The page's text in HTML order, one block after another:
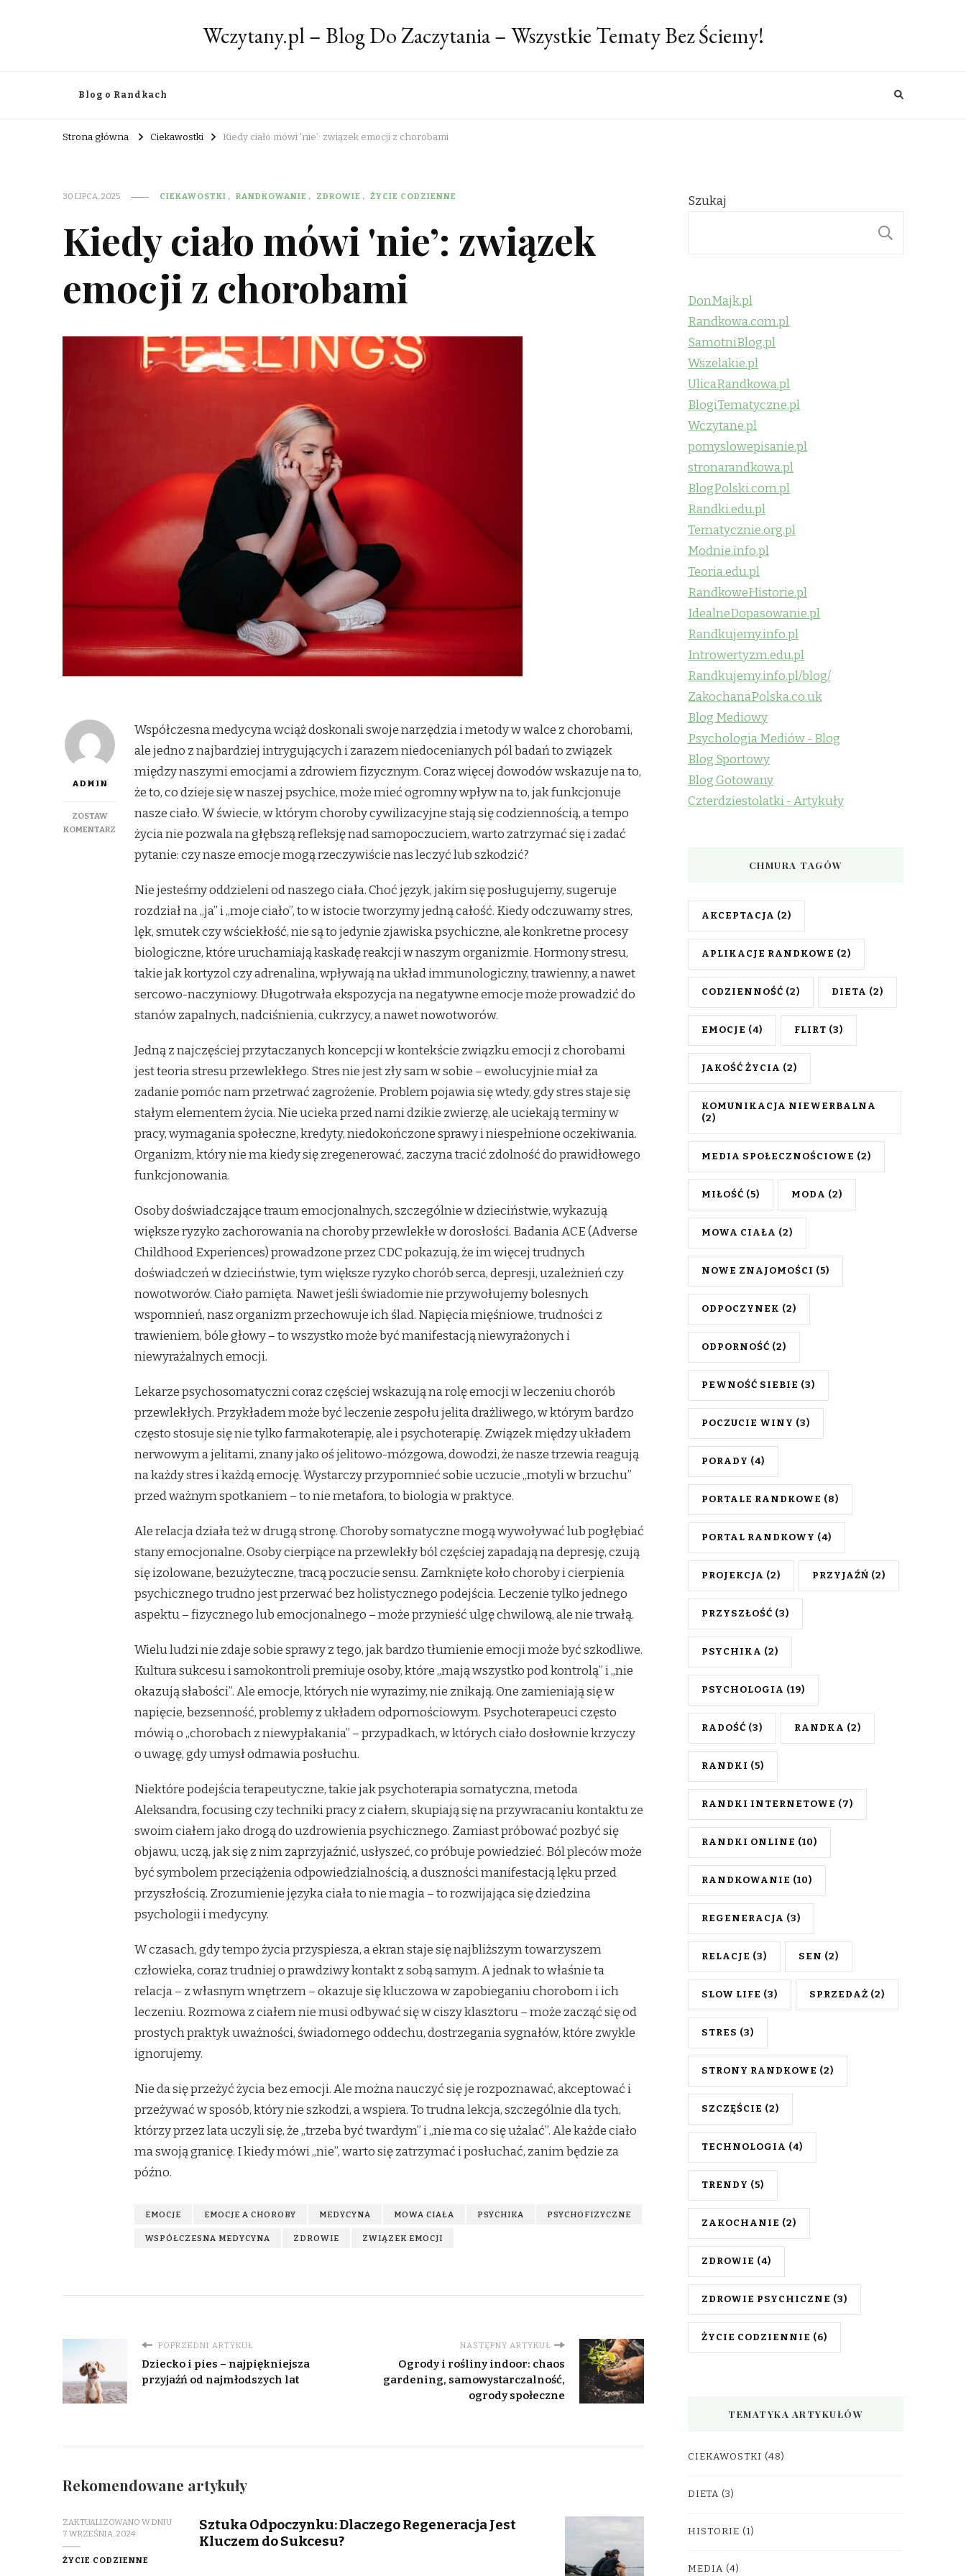
Wczytany.pl – Blog Do Zaczytania – Wszystkie Tematy Bez Ściemy!
Blog o Randkach
Strona główna Ciekawostki Kiedy ciało mówi 'nie’: związek emocji z chorobami
30 LIPCA, 2025 CIEKAWOSTKI RANDKOWANIE ZDROWIE ŻYCIE CODZIENNE
Kiedy ciało mówi 'nie’: związek
emocji z chorobami
ADMIN
ZOSTAW
KOMENTARZ
CIAŁO
'NIE’:
ZWIĄZEK
EMOCJI
CHOROBAMI
Współczesna medycyna wciąż doskonali swoje narzędzia i metody w walce z chorobami,
ale jedno z najbardziej intrygujących i zarazem niedocenianych pól badań to związek
między naszymi emocjami a zdrowiem fizycznym. Coraz więcej dowodów wskazuje na to,
że to, co dzieje się w naszej psychice, może mieć ogromny wpływ na to, jak funkcjonuje
nasze ciało. W świecie, w którym choroby cywilizacyjne stają się codziennością, a tempo
życia nie pozwala na głębszą refleksję nad samopoczuciem, warto zatrzymać się i zadać
pytanie: czy nasze emocje mogą rzeczywiście nas leczyć lub szkodzić?
Nie jesteśmy oddzieleni od naszego ciała. Choć język, jakim się posługujemy, sugeruje
rozdział na „ja” i „moje ciało”, to w istocie tworzymy jedną całość. Kiedy odczuwamy stres,
lęk, smutek czy wściekłość, nie są to jedynie zjawiska psychiczne, ale konkretne procesy
biologiczne, które uruchamiają kaskadę reakcji w naszym organizmie. Hormony stresu,
takie jak kortyzol czy adrenalina, wpływają na układ immunologiczny, trawienny, a nawet
sercowo-naczyniowy. Długotrwała ekspozycja na negatywne emocje może prowadzić do
stanów zapalnych, nadciśnienia, cukrzycy, a nawet nowotworów.
Jedną z najczęściej przytaczanych koncepcji w kontekście związku emocji z chorobami
jest teoria stresu przewlekłego. Stres nie jest zły sam w sobie – ewolucyjnie miał za
zadanie pomóc nam przetrwać zagrożenie. Problem pojawia się wtedy, gdy stres staje się
stałym elementem życia. Nie ucieka przed nami dzikie zwierzę, ale uciekają terminy w
pracy, wymagania społeczne, kredyty, niedokończone sprawy i niespełnione oczekiwania.
Organizm, który nie ma kiedy się zregenerować, zaczyna tracić zdolność do prawidłowego
funkcjonowania.
Osoby doświadczające traum emocjonalnych, szczególnie w dzieciństwie, wykazują
większe ryzyko zachorowania na choroby przewlekłe w dorosłości. Badania ACE (Adverse
Childhood Experiences) prowadzone przez CDC pokazują, że im więcej trudnych
doświadczeń w dzieciństwie, tym większe ryzyko chorób serca, depresji, uzależnień czy
nowotworów. Ciało pamięta. Nawet jeśli świadomie nie przywołujemy bolesnych
wspomnień, nasz organizm przechowuje ich ślad. Napięcia mięśniowe, trudności z
trawieniem, bóle głowy – to wszystko może być manifestacją niewyrażonych i
niewyrażalnych emocji.
Lekarze psychosomatyczni coraz częściej wskazują na rolę emocji w leczeniu chorób
przewlekłych. Przykładem może być leczenie zespołu jelita drażliwego, w którym bardzo
często stosuje się nie tylko farmakoterapię, ale i psychoterapię. Związek między układem
nerwowym a jelitami, znany jako oś jelitowo-mózgowa, dowodzi, że nasze trzewia reagują
na każdy stres i każdą emocję. Wystarczy przypomnieć sobie uczucie „motyli w brzuchu”
przed ważnym spotkaniem – to nie metafora, to biologia w praktyce.
Ale relacja działa też w drugą stronę. Choroby somatyczne mogą wywoływać lub pogłębiać
stany emocjonalne. Osoby cierpiące na przewlekły ból częściej zapadają na depresję, czują
się izolowane, bezużyteczne, tracą poczucie sensu. Zamknięte koło choroby i cierpienia
psychicznego trudno jest przerwać bez holistycznego podejścia. Leczenie tylko jednego
aspektu – fizycznego lub emocjonalnego – może przynieść ulgę chwilową, ale nie trwałą.
Wielu ludzi nie zdaje sobie sprawy z tego, jak bardzo tłumienie emocji może być szkodliwe.
Kultura sukcesu i samokontroli premiuje osoby, które „mają wszystko pod kontrolą” i „nie
okazują słabości”. Ale emocje, których nie wyrazimy, nie znikają. One zamieniają się w
napięcie, bezsenność, problemy z układem odpornościowym. Psychoterapeuci często
mówią o „chorobach z niewypłakania” – przypadkach, w których ciało dosłownie krzyczy
o uwagę, gdy umysł odmawia posłuchu.
Niektóre podejścia terapeutyczne, takie jak psychoterapia somatyczna, metoda
Aleksandra, focusing czy techniki pracy z ciałem, skupiają się na przywracaniu kontaktu ze
swoim ciałem jako drogą do uzdrowienia psychicznego. Zamiast próbować pozbyć się
objawu, uczą, jak się z nim zaprzyjaźnić, usłyszeć, co próbuje powiedzieć. Ból pleców może
być symbolem przeciążenia odpowiedzialnością, a duszności manifestacją lęku przed
przyszłością. Zrozumienie języka ciała to nie magia – to rozwijająca się dziedzina
psychologii i medycyny.
W czasach, gdy tempo życia przyspiesza, a ekran staje się najbliższym towarzyszem
człowieka, coraz trudniej o prawdziwy kontakt z sobą samym. A jednak to właśnie ta
relacja – z własnym wnętrzem – okazuje się kluczowa w zapobieganiu chorobom i ich
leczeniu. Rozmowa z ciałem nie musi odbywać się w ciszy klasztoru – może zacząć się od
prostych praktyk uważności, świadomego oddechu, dostrzegania sygnałów, które zwykle
ignorujemy.
Nie da się przeżyć życia bez emocji. Ale można nauczyć się je rozpoznawać, akceptować i
przeżywać w sposób, który nie szkodzi, a wspiera. To trudna lekcja, szczególnie dla tych,
którzy przez lata uczyli się, że „trzeba być twardym” i „nie ma co się użalać”. Ale każde ciało
ma swoją granicę. I kiedy mówi „nie”, warto się zatrzymać i posłuchać, zanim będzie za
późno.
EMOCJE EMOCJE A CHOROBY MEDYCYNA MOWA CIAŁA PSYCHIKA PSYCHOFIZYCZNE
WSPÓŁCZESNA MEDYCYNA ZDROWIE ZWIĄZEK EMOCJI
POPRZEDNI ARTYKUŁ
Dziecko i pies – najpiękniejsza
przyjaźń od najmłodszych lat
NASTĘPNY ARTYKUŁ
Ogrody i rośliny indoor: chaos
gardening, samowystarczalność,
ogrody społeczne
Rekomendowane artykuły
ZAKTUALIZOWANO W DNIU
7 WRZEŚNIA, 2024
ŻYCIE CODZIENNE
Sztuka Odpoczynku: Dlaczego Regeneracja Jest
Kluczem do Sukcesu?
Szukaj
DonMajk.pl
Randkowa.com.pl
SamotniBlog.pl
Wszelakie.pl
UlicaRandkowa.pl
BlogiTematyczne.pl
Wczytane.pl
pomyslowepisanie.pl
stronarandkowa.pl
BlogPolski.com.pl
Randki.edu.pl
Tematycznie.org.pl
Modnie.info.pl
Teoria.edu.pl
RandkoweHistorie.pl
IdealneDopasowanie.pl
Randkujemy.info.pl
Introwertyzm.edu.pl
Randkujemy.info.pl/blog/
ZakochanaPolska.co.uk
Blog Mediowy
Psychologia Mediów - Blog
Blog Sportowy
Blog Gotowany
Czterdziestolatki - Artykuły
CHMURA TAGÓW
AKCEPTACJA (2)
APLIKACJE RANDKOWE (2)
CODZIENNOŚĆ (2) DIETA (2)
EMOCJE (4) FLIRT (3)
JAKOŚĆ ŻYCIA (2)
KOMUNIKACJA NIEWERBALNA
(2)
MEDIA SPOŁECZNOŚCIOWE (2)
MIŁOŚĆ (5) MODA (2)
MOWA CIAŁA (2)
NOWE ZNAJOMOŚCI (5)
ODPOCZYNEK (2)
ODPORNOŚĆ (2)
PEWNOŚĆ SIEBIE (3)
POCZUCIE WINY (3)
PORADY (4)
PORTALE RANDKOWE (8)
PORTAL RANDKOWY (4)
PROJEKCJA (2) PRZYJAŹŃ (2)
PRZYSZŁOŚĆ (3)
PSYCHIKA (2)
PSYCHOLOGIA (19)
RADOŚĆ (3) RANDKA (2)
RANDKI (5)
RANDKI INTERNETOWE (7)
RANDKI ONLINE (10)
RANDKOWANIE (10)
REGENERACJA (3)
RELACJE (3) SEN (2)
SLOW LIFE (3) SPRZEDAŻ (2)
STRES (3)
STRONY RANDKOWE (2)
SZCZĘŚCIE (2)
TECHNOLOGIA (4)
TRENDY (5)
ZAKOCHANIE (2)
ZDROWIE (4)
ZDROWIE PSYCHICZNE (3)
ŻYCIE CODZIENNIE (6)
TEMATYKA ARTYKUŁÓW
CIEKAWOSTKI (48)
DIETA (3)
HISTORIE (1)
MEDIA (4)